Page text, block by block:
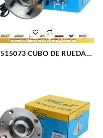
515073 CUBO DE RUEDA